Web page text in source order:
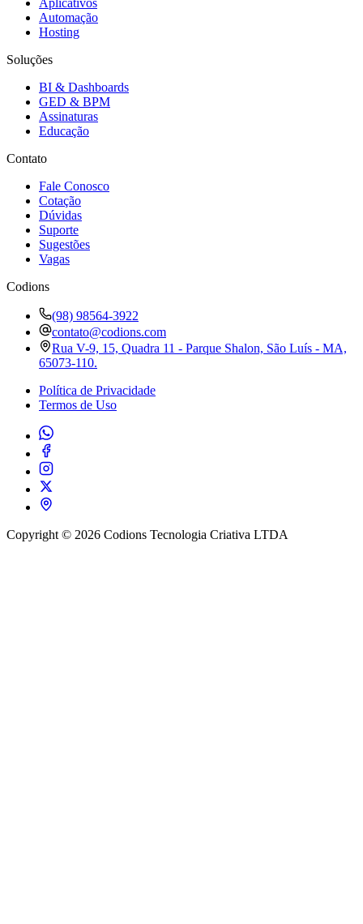
Aplicativos
Automação
Hosting
Soluções
BI & Dashboards
GED & BPM
Assinaturas
Educação
Contato
Fale Conosco
Cotação
Dúvidas
Suporte
Sugestões
Vagas
Codions
(98) 98564-3922
contato@codions.com
Rua V-9, 15, Quadra 11 - Parque Shalon, São Luís - MA,
65073-110.
Política de Privacidade
Termos de Uso
Copyright © 2026 Codions Tecnologia Criativa LTDA